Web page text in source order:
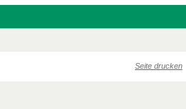
Seite drucken